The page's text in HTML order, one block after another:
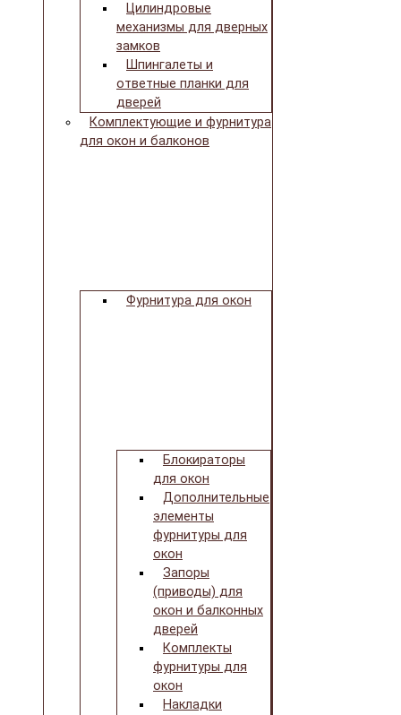
Цилиндровые
механизмы для дверных
замков
Шпингалеты и
ответные планки для
дверей
Комплектующие и фурнитура
для окон и балконов
Фурнитура для окон
Блокираторы
для окон
Дополнительные
элементы
фурнитуры для
окон
Запоры
(приводы) для
окон и балконных
дверей
Комплекты
фурнитуры для
окон
Накладки